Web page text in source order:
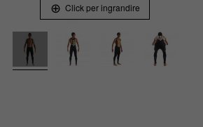
Click per ingrandire